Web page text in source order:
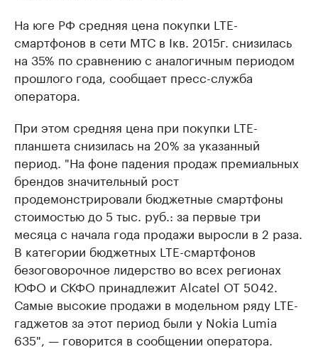
На юге РФ средняя цена покупки LTE-
смартфонов в сети МТС в Iкв. 2015г. снизилась
на 35% по сравнению с аналогичным периодом
прошлого года, сообщает пресс-служба
оператора.
При этом средняя цена при покупки LTE-
планшета снизилась на 20% за указанный
период. "На фоне падения продаж премиальных
брендов значительный рост
продемонстрировали бюджетные смартфоны
стоимостью до 5 тыс. руб.: за первые три
месяца с начала года продажи выросли в 2 раза.
В категории бюджетных LTE-смартфонов
безоговорочное лидерство во всех регионах
ЮФО и СКФО принадлежит Alcatel OT 5042.
Самые высокие продажи в модельном ряду LTE-
гаджетов за этот период были у Nokia Lumia
635", — говорится в сообщении оператора.